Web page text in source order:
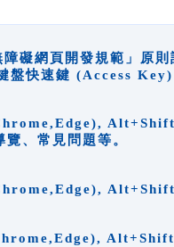
障礙網頁開發規範」原
快速鍵 (Access Key)
、常見問題等。